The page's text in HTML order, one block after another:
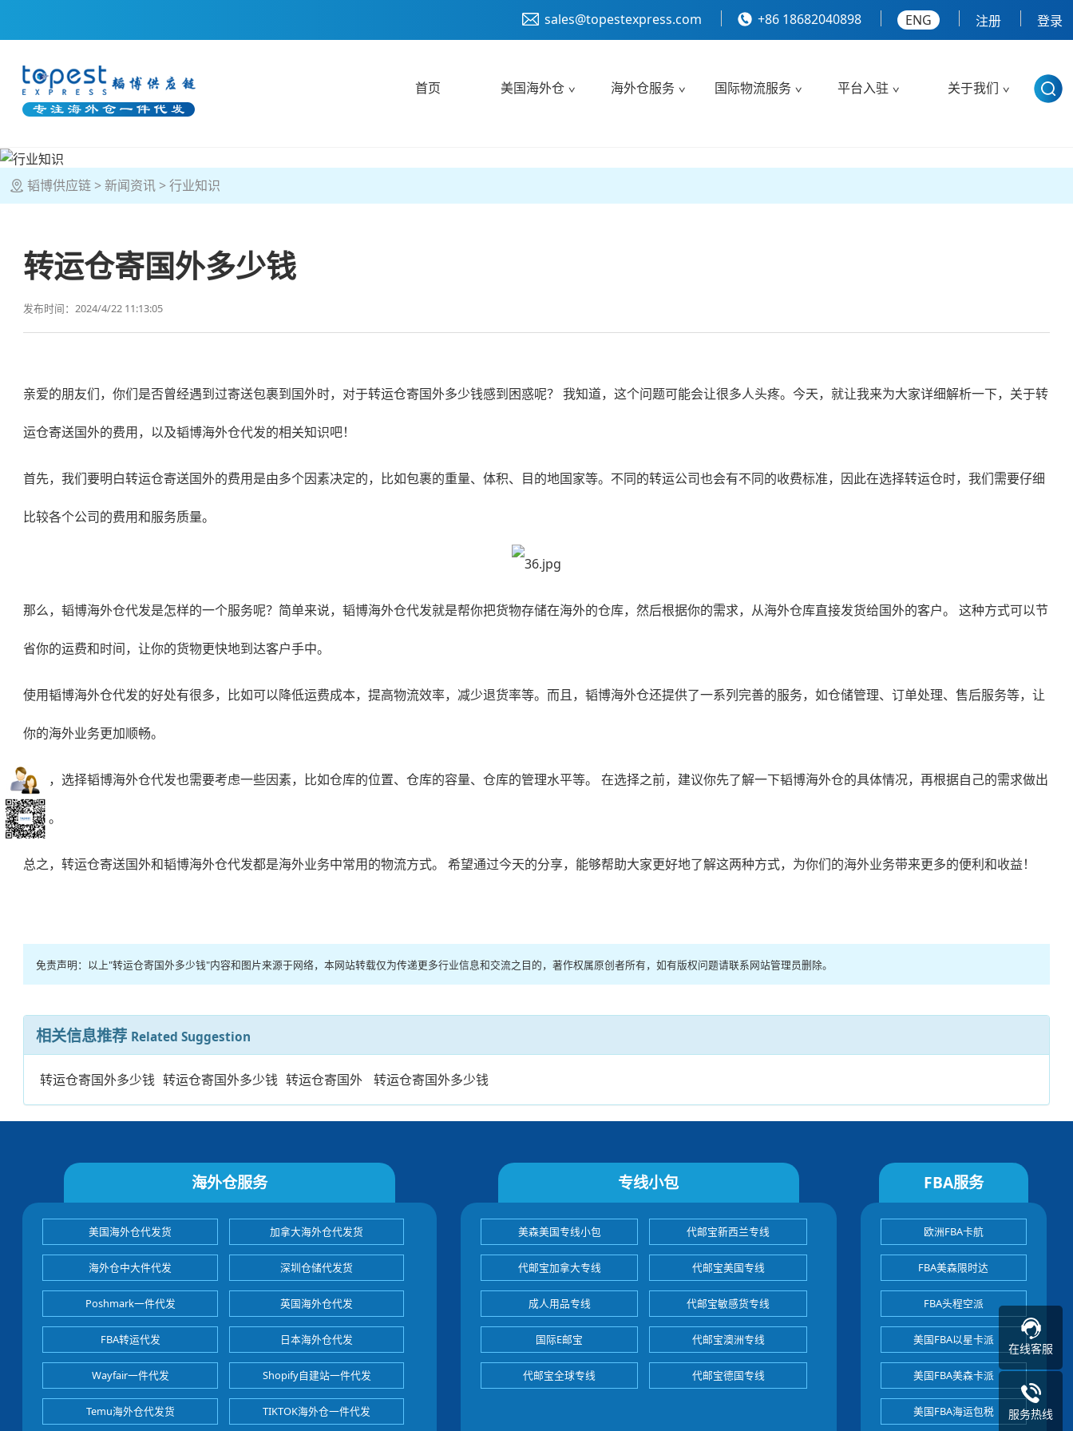
sales@topestexpress.com +86 18682040898 ENG 注册 登录
首页 美国海外仓 海外仓服务 国际物流服务 平台入驻 关于我们
韬博供应链 新闻资讯 行业知识
转运仓寄国外多少钱
发布时间：2024/4/22 11:13:05
亲爱的朋友们，你们是否曾经遇到过寄送包裹到国外时，对于转运仓寄国外多少钱感到困惑呢？ 我知道，这个问题可能会让很多人头疼。今天，就让我来为大家详细解析一下，关于转
运仓寄送国外的费用，以及韬博海外仓代发的相关知识吧！
首先，我们要明白转运仓寄送国外的费用是由多个因素决定的，比如包裹的重量、体积、目的地国家等。不同的转运公司也会有不同的收费标准，因此在选择转运仓时，我们需要仔细
比较各个公司的费用和服务质量。
那么，韬博海外仓代发是怎样的一个服务呢？简单来说，韬博海外仓代发就是帮你把货物存储在海外的仓库，然后根据你的需求，从海外仓库直接发货给国外的客户。 这种方式可以节
省你的运费和时间，让你的货物更快地到达客户手中。
使用韬博海外仓代发的好处有很多，比如可以降低运费成本，提高物流效率，减少退货率等。而且，韬博海外仓还提供了一系列完善的服务，如仓储管理、订单处理、售后服务等，让
你的海外业务更加顺畅。
当然，选择韬博海外仓代发也需要考虑一些因素，比如仓库的位置、仓库的容量、仓库的管理水平等。 在选择之前，建议你先了解一下韬博海外仓的具体情况，再根据自己的需求做出
决定。
总之，转运仓寄送国外和韬博海外仓代发都是海外业务中常用的物流方式。 希望通过今天的分享，能够帮助大家更好地了解这两种方式，为你们的海外业务带来更多的便利和收益！
免责声明：以上"转运仓寄国外多少钱"内容和图片来源于网络，本网站转载仅为传递更多行业信息和交流之目的，著作权属原创者所有，如有版权问题请联系网站管理员删除。
相关信息推荐 Related Suggestion
转运仓寄国外多少钱 转运仓寄国外多少钱 转运仓寄国外 转运仓寄国外多少钱
海外仓服务
美国海外仓代发货 加拿大海外仓代发货
海外仓中大件代发 深圳仓储代发货
Poshmark一件代发 英国海外仓代发
FBA转运代发 日本海外仓代发
Wayfair一件代发 Shopify自建站一件代发
Temu海外仓代发货 TIKTOK海外仓一件代发
专线小包
美森美国专线小包 代邮宝新西兰专线
代邮宝加拿大专线 代邮宝美国专线
成人用品专线 代邮宝敏感货专线
国际E邮宝 代邮宝澳洲专线
代邮宝全球专线 代邮宝德国专线
FBA服务
欧洲FBA卡航
FBA美森限时达
FBA头程空派
美国FBA以星卡派
美国FBA美森卡派
美国FBA海运包税
在线客服
服务热线